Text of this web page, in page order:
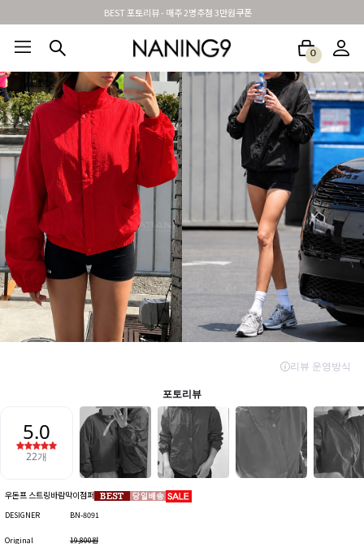
신규가입시 무료배송 + 2천원할인쿠폰
0
BEST100🤍 NEW5% 베스트재진행 아울렛 하객&모임룩
우돈프 스트링바람막이점퍼
DESIGNER BN-8091
Original 19,800원